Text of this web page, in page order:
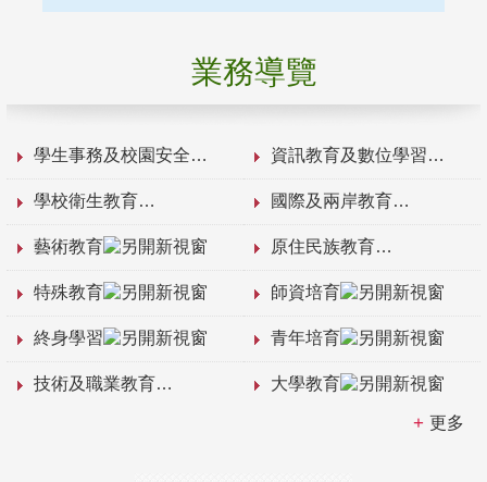
業務導覽
學生事務及校園安全 資訊教育及數位學習
學校衛生教育 國際及兩岸教育
藝術教育 原住民族教育
特殊教育 師資培育
終身學習 青年培育
技術及職業教育 大學教育
更多